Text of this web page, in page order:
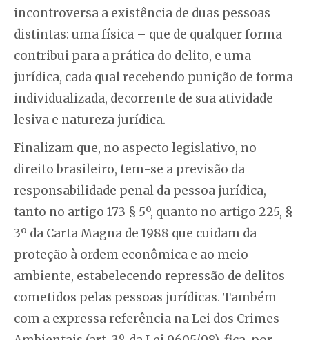
incontroversa a existência de duas pessoas
distintas: uma física – que de qualquer forma
contribui para a prática do delito, e uma
jurídica, cada qual recebendo punição de forma
individualizada, decorrente de sua atividade
lesiva e natureza jurídica.
Finalizam que, no aspecto legislativo, no
direito brasileiro, tem-se a previsão da
responsabilidade penal da pessoa jurídica,
tanto no artigo 173 § 5º, quanto no artigo 225, §
3º da Carta Magna de 1988 que cuidam da
proteção à ordem econômica e ao meio
ambiente, estabelecendo repressão de delitos
cometidos pelas pessoas jurídicas. Também
com a expressa referência na Lei dos Crimes